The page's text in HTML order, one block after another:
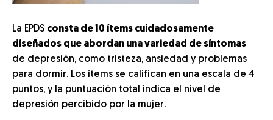
La EPDS consta de 10 ítems cuidadosamente
diseñados que abordan una variedad de síntomas
de depresión, como tristeza, ansiedad y problemas
para dormir. Los ítems se califican en una escala de 4
puntos, y la puntuación total indica el nivel de
depresión percibido por la mujer.